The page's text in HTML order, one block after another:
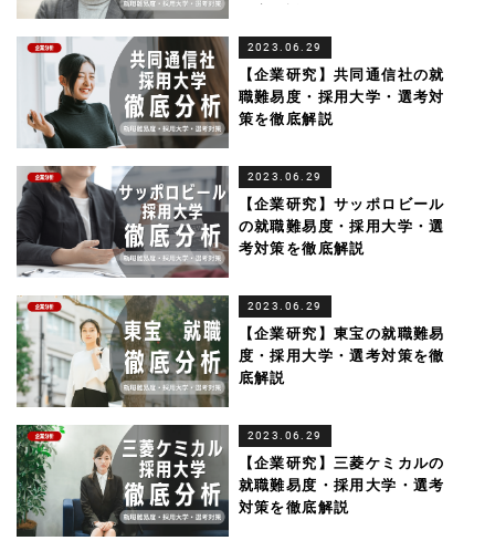
2023.06.29
【企業研究】共同通信社の就
職難易度・採用大学・選考対
策を徹底解説
2023.06.29
【企業研究】サッポロビール
の就職難易度・採用大学・選
考対策を徹底解説
2023.06.29
【企業研究】東宝の就職難易
度・採用大学・選考対策を徹
底解説
2023.06.29
【企業研究】三菱ケミカルの
就職難易度・採用大学・選考
対策を徹底解説